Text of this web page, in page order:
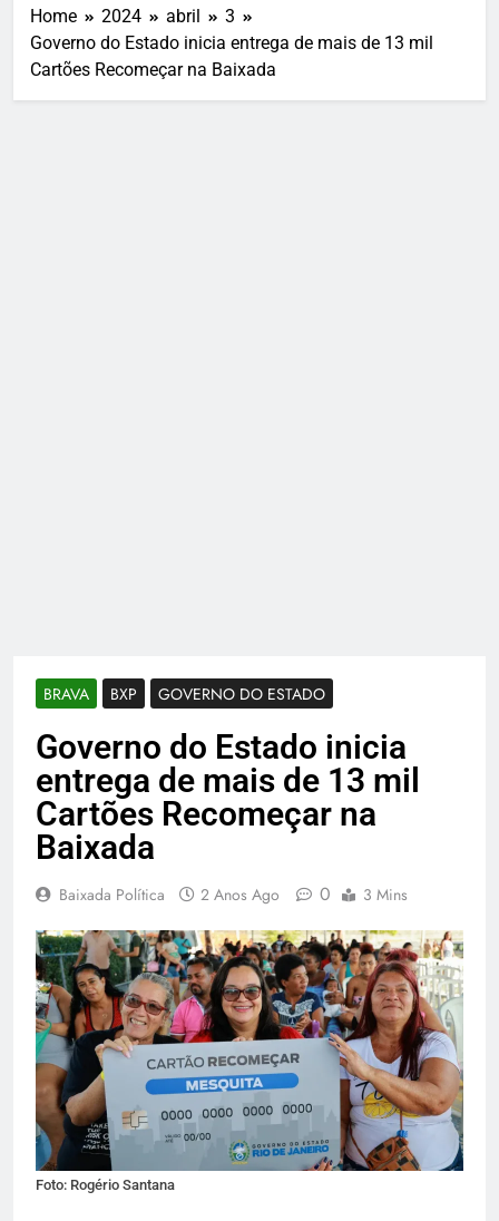
Home 2024 abril
3
Governo do Estado inicia entrega de mais de 13 mil
Cartões Recomeçar na Baixada
BRAVA BXP GOVERNO DO ESTADO
Governo do Estado inicia
entrega de mais de 13 mil
Cartões Recomeçar na
Baixada
Baixada Política 2 Anos Ago 0 3 Mins
Foto: Rogério Santana